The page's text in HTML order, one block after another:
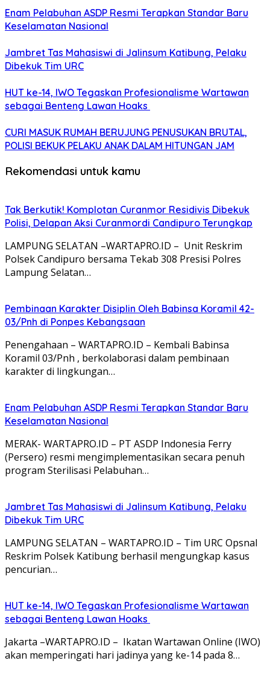
Enam Pelabuhan ASDP Resmi Terapkan Standar Baru
Keselamatan Nasional
Jambret Tas Mahasiswi di Jalinsum Katibung, Pelaku
Dibekuk Tim URC
HUT ke-14, IWO Tegaskan Profesionalisme Wartawan
sebagai Benteng Lawan Hoaks ‎
CURI MASUK RUMAH BERUJUNG PENUSUKAN BRUTAL,
POLISI BEKUK PELAKU ANAK DALAM HITUNGAN JAM
Rekomendasi untuk kamu
Tak Berkutik! Komplotan Curanmor Residivis Dibekuk
Polisi, Delapan Aksi Curanmordi Candipuro Terungkap
LAMPUNG SELATAN –WARTAPRO.ID – Unit Reskrim
Polsek Candipuro bersama Tekab 308 Presisi Polres
Lampung Selatan…
Pembinaan Karakter Disiplin Oleh Babinsa Koramil 42-
03/Pnh di Ponpes Kebangsaan
Penengahaan – WARTAPRO.ID – Kembali Babinsa
Koramil 03/Pnh , berkolaborasi dalam pembinaan
karakter di lingkungan…
Enam Pelabuhan ASDP Resmi Terapkan Standar Baru
Keselamatan Nasional
MERAK- WARTAPRO.ID – PT ASDP Indonesia Ferry
(Persero) resmi mengimplementasikan secara penuh
program Sterilisasi Pelabuhan…
Jambret Tas Mahasiswi di Jalinsum Katibung, Pelaku
Dibekuk Tim URC
LAMPUNG SELATAN – WARTAPRO.ID – Tim URC Opsnal
Reskrim Polsek Katibung berhasil mengungkap kasus
pencurian…
HUT ke-14, IWO Tegaskan Profesionalisme Wartawan
sebagai Benteng Lawan Hoaks ‎
Jakarta –WARTAPRO.ID – Ikatan Wartawan Online (IWO)
akan memperingati hari jadinya yang ke-14 pada 8…